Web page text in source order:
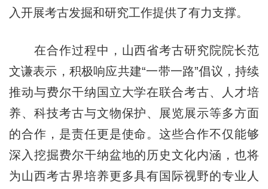
入开展考古发掘和研究工作提供了有力支撑。
在合作过程中，山西省考古研究院院长范
文谦表示，积极响应共建“一带一路”倡议，持续
推动与费尔干纳国立大学在联合考古、人才培
养、科技考古与文物保护、展览展示等多方面
的合作，是责任更是使命。这些合作不仅能够
深入挖掘费尔干纳盆地的历史文化内涵，也将
为山西考古界培养更多具有国际视野的专业人